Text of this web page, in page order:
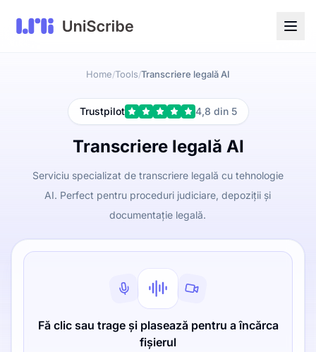
Home/Tools/Transcriere legală AI
Trustpilot 4,8 din 5
Transcriere legală AI
Serviciu specializat de transcriere legală cu tehnologie
AI. Perfect pentru proceduri judiciare, depoziții și
documentație legală.
Fă clic sau trage și plasează pentru a încărca
fișierul